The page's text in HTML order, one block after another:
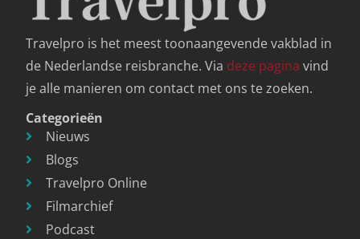
Travelpro is het meest toonaangevende vakblad in
de Nederlandse reisbranche. Via deze pagina vind
je alle manieren om contact met ons te zoeken.
Categorieën
Nieuws
Blogs
Travelpro Online
Filmarchief
Podcast